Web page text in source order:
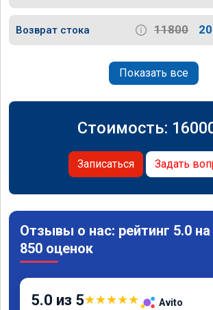
Возврат стока 11800
Показать все
Стоимость:
Записаться Задать
Отзывы о нас: рейтинг 5.0
850 оценок
5.0 из 5★★★★★ Avito